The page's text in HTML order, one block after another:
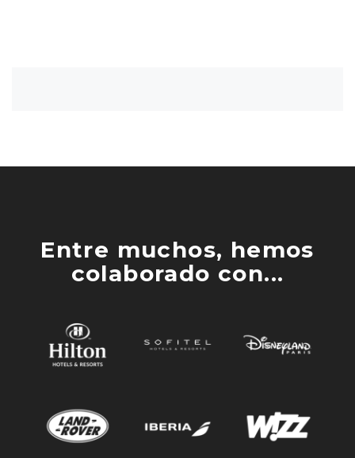
Entre muchos, hemos
colaborado con...